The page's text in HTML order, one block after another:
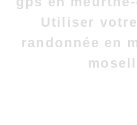
Utiliser
randonnée en